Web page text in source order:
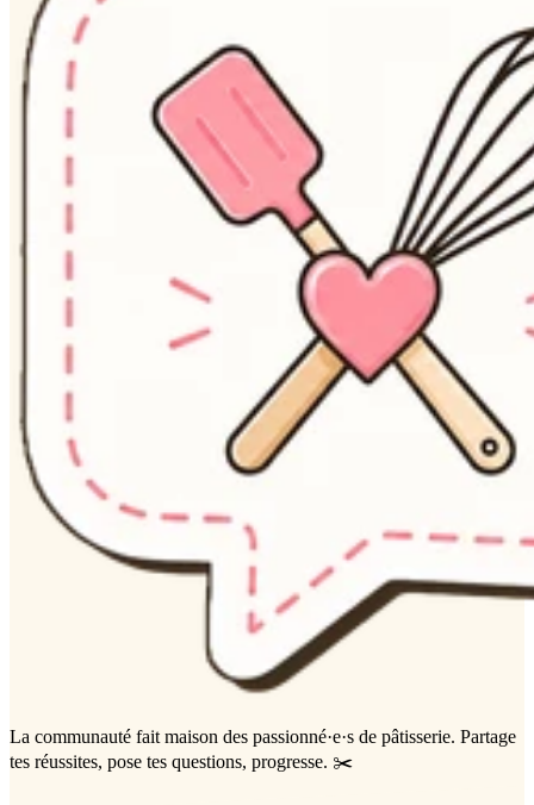
La communauté fait maison des passionné·e·s de pâtisserie. Partage
tes réussites, pose tes questions, progresse. ✂️